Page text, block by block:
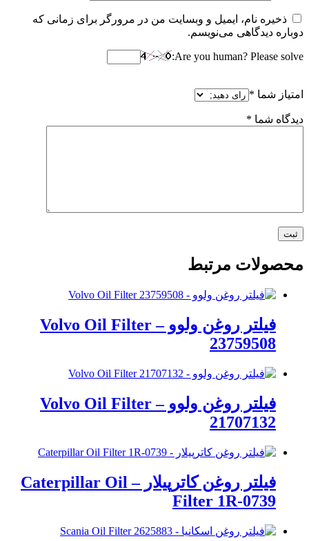
ذخیره نام، ایمیل و وبسایت من در مرورگر برای زمانی که
دوباره دیدگاهی می‌نویسم.
Are you human? Please solve:
امتیاز شما *
دیدگاه شما *
محصولات مرتبط
فیلتر روغن ولوو – Volvo Oil Filter
23759508
فیلتر روغن ولوو – Volvo Oil Filter
21707132
فیلتر روغن کاترپیلار – Caterpillar Oil
Filter 1R-0739